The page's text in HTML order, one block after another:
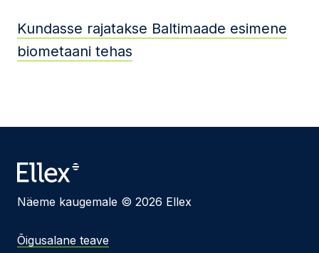
Kundasse rajatakse Baltimaade esimene
biometaani tehas
Näeme kaugemale © 2026 Ellex
Õigusalane teave